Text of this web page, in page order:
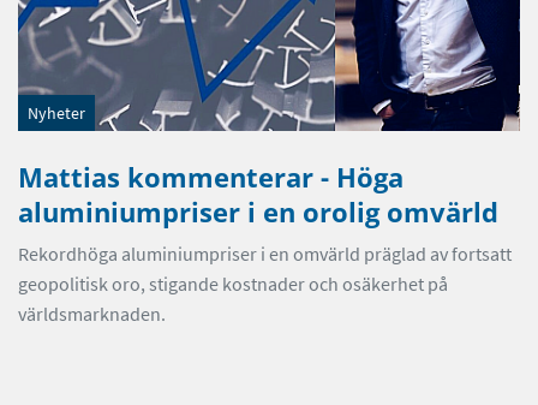
Nyheter
Mattias kommenterar - Höga
aluminiumpriser i en orolig omvärld
Rekordhöga aluminiumpriser i en omvärld präglad av fortsatt
geopolitisk oro, stigande kostnader och osäkerhet på
världsmarknaden.